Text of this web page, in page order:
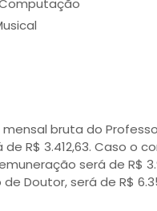
mensal bruta do
R$ 3.412,63. Caso o
será de R$
Doutor, será de R$